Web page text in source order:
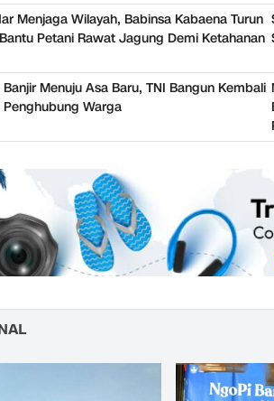
Menjaga Wilayah, Babinsa Kabaena Turun
Petani Rawat Jagung Demi Ketahanan
Banjir Menuju Asa Baru, TNI Bangun Kembali
Warga